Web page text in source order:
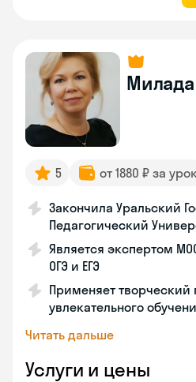
Милада
5 от 1880 ₽ за
Закончила Уральский
Педагогический
Является экспертом
ОГЭ и ЕГЭ
Применяет творческий
увлекательного
Читать дальше
Услуги и цены